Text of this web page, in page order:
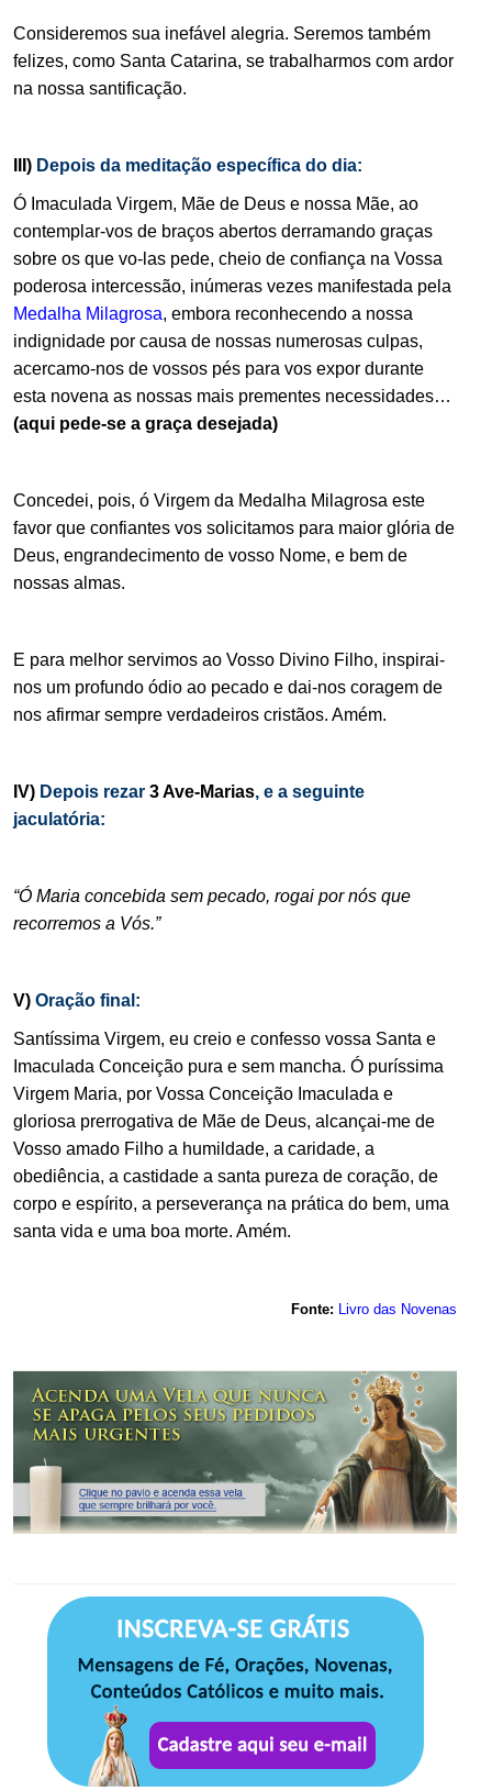
Consideremos sua inefável alegria. Seremos também
felizes, como Santa Catarina, se trabalharmos com ardor
na nossa santificação.
III) Depois da meditação específica do dia:
Ó Imaculada Virgem, Mãe de Deus e nossa Mãe, ao
contemplar-vos de braços abertos derramando graças
sobre os que vo-las pede, cheio de confiança na Vossa
poderosa intercessão, inúmeras vezes manifestada pela
Medalha Milagrosa, embora reconhecendo a nossa
indignidade por causa de nossas numerosas culpas,
acercamo-nos de vossos pés para vos expor durante
esta novena as nossas mais prementes necessidades…
(aqui pede-se a graça desejada)
Concedei, pois, ó Virgem da Medalha Milagrosa este
favor que confiantes vos solicitamos para maior glória de
Deus, engrandecimento de vosso Nome, e bem de
nossas almas.
E para melhor servimos ao Vosso Divino Filho, inspirai-
nos um profundo ódio ao pecado e dai-nos coragem de
nos afirmar sempre verdadeiros cristãos. Amém.
IV) Depois rezar 3 Ave-Marias, e a seguinte
jaculatória:
“Ó Maria concebida sem pecado, rogai por nós que
recorremos a Vós.”
V) Oração final:
Santíssima Virgem, eu creio e confesso vossa Santa e
Imaculada Conceição pura e sem mancha. Ó puríssima
Virgem Maria, por Vossa Conceição Imaculada e
gloriosa prerrogativa de Mãe de Deus, alcançai-me de
Vosso amado Filho a humildade, a caridade, a
obediência, a castidade a santa pureza de coração, de
corpo e espírito, a perseverança na prática do bem, uma
santa vida e uma boa morte. Amém.
Fonte: Livro das Novenas